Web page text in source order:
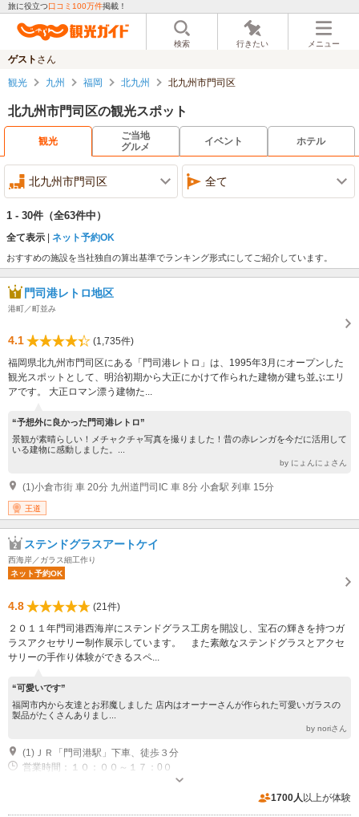
旅に役立つ口コミ100万件掲載！
検索 行きたい メニュー
ゲスト さん
観光 九州 福岡 北九州 北九州市門司区
北九州市門司区の観光スポット
観光
ご当地
グルメ
イベント ホテル
北九州市門司区 全て
1 - 30件 （全63件中）
全て表示 ネット予約OK
おすすめの施設を当社独自の算出基準でランキング形式にしてご紹介しています。
門司港レトロ地区
港町／町並み
4.1
(1,735件)
福岡県北九州市門司区にある「門司港レトロ」は、1995年3月にオープンした
観光スポットとして、明治初期から大正にかけて作られた建物が建ち並ぶエリ
アです。 大正ロマン漂う建物た...
“予想外に良かった門司港レトロ”
景観が素晴らしい！メチャクチャ写真を撮りました！昔の赤レンガを今だに活用して
いる建物に感動しました。...
by にょんにょさん
(1)小倉市街 車 20分 九州道門司IC 車 8分 小倉駅 列車 15分
王道
ステンドグラスアートケイ
西海岸／ガラス細工作り
ネット予約OK
4.8
(21件)
２０１１年門司港西海岸にステンドグラス工房を開設し、宝石の輝きを持つガ
ラスアクセサリー制作展示しています。 また素敵なステンドグラスとアクセ
サリーの手作り体験ができるスペ...
“可愛いです”
福岡市内から友達とお邪魔しました 店内はオーナーさんが作られた可愛いガラスの
製品がたくさんありまし...
by noriさん
(1)ＪＲ「門司港駅」下車、徒歩３分
営業時間：１０：００～１７：0０
1700人 以上が体験